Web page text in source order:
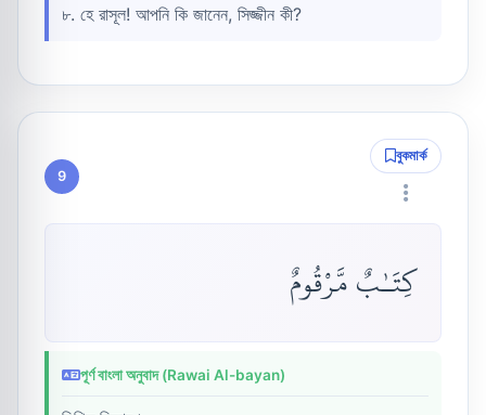
৮. হে রাসূল! আপনি কি জানেন, সিজ্জীন কী?
9
বুকমার্ক
كِتَـٰبٌ مَّرْقُومٌ
পূর্ণ বাংলা অনুবাদ (Rawai Al-bayan)